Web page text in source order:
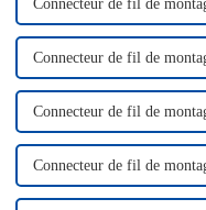
Connecteur de fil de
Connecteur de fil de
Connecteur de fil de
Connecteur de fil de